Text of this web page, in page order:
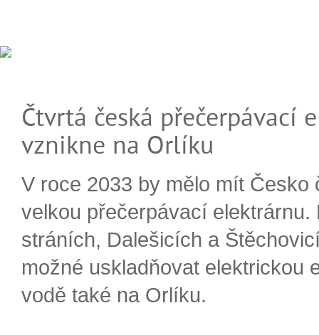
Čtvrtá česká přečerpávací
vznikne na Orlíku
V roce 2033 by mělo mít Česko
velkou přečerpávací elektrárnu.
stráních, Dalešicích a
možné uskladňovat elektrickou
vodě také na Orlíku.